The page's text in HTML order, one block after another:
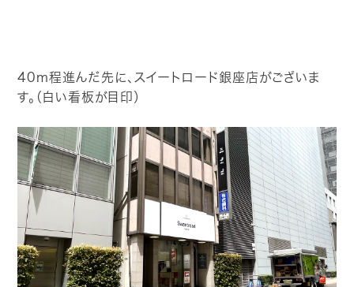
40m程進んだ先に、スイートロード銀座店がございま
す。（白い看板が目印）